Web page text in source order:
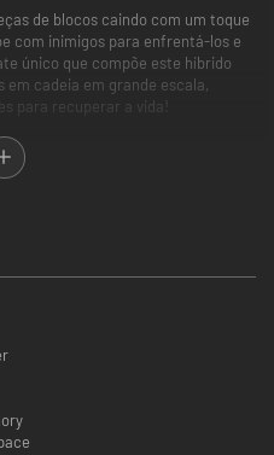
de blocos caindo com um toque
com inimigos para enfrentá-los e
único que compõe este híbrido
em cadeia em grande escala,
para recuperar a vida!
seus heróis favoritos do universo
estilo de jogo únicos
estilo de jogo únicos
de itens e equipamentos.
Aventura, Versus, Desafio Diário
esta nova história. Aprenda o